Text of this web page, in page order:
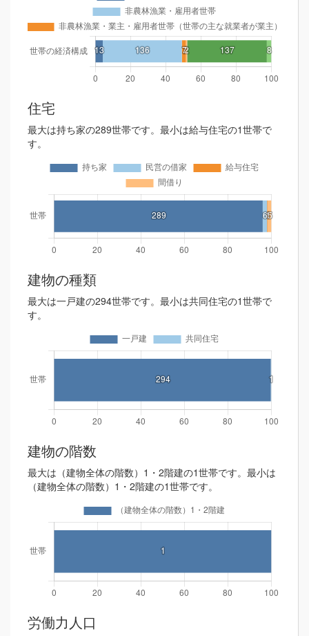
住宅
最大は持ち家の289世帯です。最小は給与住宅の1世帯で
す。
建物の種類
最大は一戸建の294世帯です。最小は共同住宅の1世帯で
す。
建物の階数
最大は（建物全体の階数）1・2階建の1世帯です。最小は
（建物全体の階数）1・2階建の1世帯です。
労働力人口